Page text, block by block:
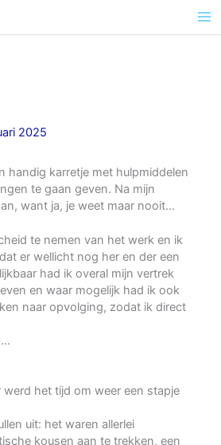
2025
handig karretje met hulpmiddelen
te gaan geven. Na mijn
want ja, je weet maar nooit…
te nemen van het werk en ik
er wellicht nog her en der een
had ik overal mijn vertrek
en waar mogelijk had ik ook
naar opvolging, zodat ik direct
werd het tijd om weer een stapje
uit: het waren allerlei
kousen aan te trekken, een